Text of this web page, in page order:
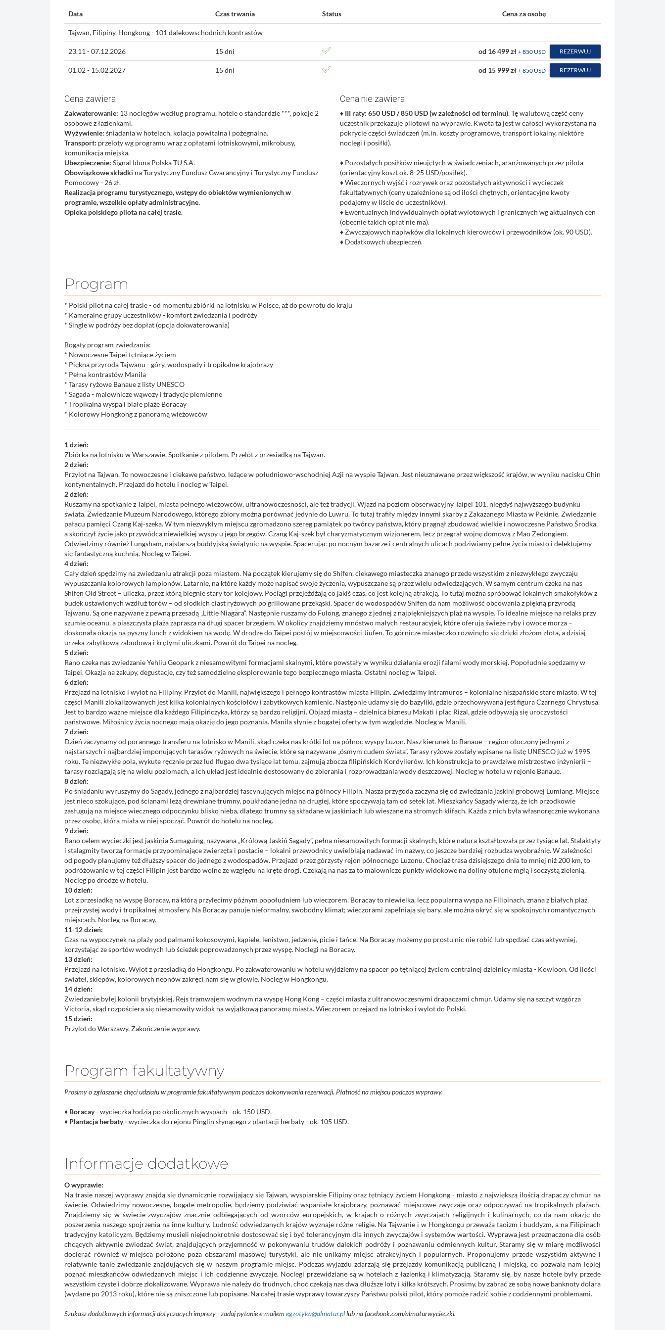
Data Czas trwania Status Cena za osobę
Tajwan, Filipiny, Hongkong - 101 dalekowschodnich kontrastów
23.11 - 07.12.2026 15 dni od 16 499 zł + 850 USD REZERWUJ
01.02 - 15.02.2027 15 dni od 15 999 zł + 850 USD REZERWUJ
Cena zawiera
Zakwaterowanie: 13 noclegów według programu, hotele o standardzie ***, pokoje 2
osobowe z łazienkami.
Wyżywienie: śniadania w hotelach, kolacja powitalna i pożegnalna.
Transport: przeloty wg programu wraz z opłatami lotniskowymi, mikrobusy,
komunikacja miejska.
Ubezpieczenie: Signal Iduna Polska TU S.A.
Obowiązkowe składki na Turystyczny Fundusz Gwarancyjny i Turystyczny Fundusz
Pomocowy - 26 zł.
Realizacja programu turystycznego, wstępy do obiektów wymienionych w
programie, wszelkie opłaty administracyjne.
Opieka polskiego pilota na całej trasie.
Cena nie zawiera
♦ III raty: 650 USD / 850 USD (w zależności od terminu). Tę walutową część ceny
uczestnik przekazuje pilotowi na wyprawie. Kwota ta jest w całości wykorzystana na
pokrycie części świadczeń (m.in. koszty programowe, transport lokalny, niektóre
noclegi i posiłki).
♦ Pozostałych posiłków nieujętych w świadczeniach, aranżowanych przez pilota
(orientacyjny koszt ok. 8-25 USD/posiłek).
♦ Wieczornych wyjść i rozrywek oraz pozostałych aktywności i wycieczek
fakultatywnych (ceny uzależnione są od ilości chętnych, orientacyjne kwoty
podajemy w liście do uczestników).
♦ Ewentualnych indywidualnych opłat wylotowych i granicznych wg aktualnych cen
(obecnie takich opłat nie ma).
♦ Zwyczajowych napiwków dla lokalnych kierowców i przewodników (ok. 90 USD).
♦ Dodatkowych ubezpieczeń.
Program
* Polski pilot na całej trasie - od momentu zbiórki na lotnisku w Polsce, aż do powrotu do kraju
* Kameralne grupy uczestników - komfort zwiedzania i podróży
* Single w podróży bez dopłat (opcja dokwaterowania)
Bogaty program zwiedzania:
* Nowoczesne Taipei tętniące życiem
* Piękna przyroda Tajwanu - góry, wodospady i tropikalne krajobrazy
* Pełna kontrastów Manila
* Tarasy ryżowe Banaue z listy UNESCO
* Sagada - malownicze wąwozy i tradycje plemienne
* Tropikalna wyspa i białe plaże Boracay
* Kolorowy Hongkong z panoramą wieżowców
1 dzień:
Zbiórka na lotnisku w Warszawie. Spotkanie z pilotem. Przelot z przesiadką na Tajwan.
2 dzień:
Przylot na Tajwan. To nowoczesne i ciekawe państwo, leżące w południowo-wschodniej Azji na wyspie Tajwan. Jest nieuznawane przez większość krajów, w wyniku nacisku Chin
kontynentalnych. Przejazd do hotelu i nocleg w Taipei.
2 dzień:
Ruszamy na spotkanie z Taipei, miasta pełnego wieżowców, ultranowoczesności, ale też tradycji. Wjazd na poziom obserwacyjny Taipei 101, niegdyś najwyższego budynku
świata. Zwiedzanie Muzeum Narodowego, którego zbiory można porównać jedynie do Luwru. To tutaj trafiły między innymi skarby z Zakazanego Miasta w Pekinie. Zwiedzanie
pałacu pamięci Czang Kaj-szeka. W tym niezwykłym miejscu zgromadzono szereg pamiątek po twórcy państwa, który pragnął zbudować wielkie i nowoczesne Państwo Środka,
a skończył życie jako przywódca niewielkiej wyspy u jego brzegów. Czang Kaj-szek był charyzmatycznym wizjonerem, lecz przegrał wojnę domową z Mao Zedongiem.
Odwiedzimy również Lungsham, najstarszą buddyjską świątynię na wyspie. Spacerując po nocnym bazarze i centralnych ulicach podziwiamy pełne życia miasto i delektujemy
się fantastyczną kuchnią. Nocleg w Taipei.
4 dzień:
Cały dzień spędzimy na zwiedzaniu atrakcji poza miastem. Na początek kierujemy się do Shifen, ciekawego miasteczka znanego przede wszystkim z niezwykłego zwyczaju
wypuszczania kolorowych lampionów. Latarnie, na które każdy może napisać swoje życzenia, wypuszczane są przez wielu odwiedzających. W samym centrum czeka na nas
Shifen Old Street – uliczka, przez którą biegnie stary tor kolejowy. Pociągi przejeżdżają co jakiś czas, co jest kolejną atrakcją. To tutaj można spróbować lokalnych smakołyków z
budek ustawionych wzdłuż torów – od słodkich ciast ryżowych po grillowane przekąski. Spacer do wodospadów Shifen da nam możliwość obcowania z piękną przyrodą
Tajwanu. Są one nazywane z pewną przesadą „Little Niagara”. Następnie ruszamy do Fulong, znanego z jednej z najpiękniejszych plaż na wyspie. To idealne miejsce na relaks przy
szumie oceanu, a piaszczysta plaża zaprasza na długi spacer brzegiem. W okolicy znajdziemy mnóstwo małych restauracyjek, które oferują świeże ryby i owoce morza –
doskonała okazja na pyszny lunch z widokiem na wodę. W drodze do Taipei postój w miejscowości Jiufen. To górnicze miasteczko rozwinęło się dzięki złożom złota, a dzisiaj
urzeka zabytkową zabudową i krętymi uliczkami. Powrót do Taipei na nocleg.
5 dzień:
Rano czeka nas zwiedzanie Yehliu Geopark z niesamowitymi formacjami skalnymi, które powstały w wyniku działania erozji falami wody morskiej. Popołudnie spędzamy w
Taipei. Okazja na zakupy, degustacje, czy też samodzielne eksplorowanie tego bezpiecznego miasta. Ostatni nocleg w Taipei.
6 dzień:
Przejazd na lotnisko i wylot na Filipiny. Przylot do Manili, największego i pełnego kontrastów miasta Filipin. Zwiedzimy Intramuros – kolonialne hiszpańskie stare miasto. W tej
części Manili zlokalizowanych jest kilka kolonialnych kościołów i zabytkowych kamienic. Następnie udamy się do bazyliki, gdzie przechowywana jest figura Czarnego Chrystusa.
Jest to bardzo ważne miejsce dla każdego Filipińczyka, którzy są bardzo religijni. Objazd miasta – dzielnica biznesu Makati i plac Rizal, gdzie odbywają się uroczystości
państwowe. Miłośnicy życia nocnego mają okazję do jego poznania. Manila słynie z bogatej oferty w tym względzie. Nocleg w Manili.
7 dzień:
Dzień zaczynamy od porannego transferu na lotnisko w Manili, skąd czeka nas krótki lot na północ wyspy Luzon. Nasz kierunek to Banaue – region otoczony jednymi z
najstarszych i najbardziej imponujących tarasów ryżowych na świecie, które są nazywane „ósmym cudem świata”. Tarasy ryżowe zostały wpisane na listę UNESCO już w 1995
roku. Te niezwykłe pola, wykute ręcznie przez lud Ifugao dwa tysiące lat temu, zajmują zbocza filipińskich Kordylierów. Ich konstrukcja to prawdziwe mistrzostwo inżynierii –
tarasy rozciągają się na wielu poziomach, a ich układ jest idealnie dostosowany do zbierania i rozprowadzania wody deszczowej. Nocleg w hotelu w rejonie Banaue.
8 dzień:
Po śniadaniu wyruszymy do Sagady, jednego z najbardziej fascynujących miejsc na północy Filipin. Nasza przygoda zaczyna się od zwiedzania jaskini grobowej Lumiang. Miejsce
jest nieco szokujące, pod ścianami leżą drewniane trumny, poukładane jedna na drugiej, które spoczywają tam od setek lat. Mieszkańcy Sagady wierzą, że ich przodkowie
zasługują na miejsce wiecznego odpoczynku blisko nieba, dlatego trumny są składane w jaskiniach lub wieszane na stromych klifach. Każda z nich była własnoręcznie wykonana
przez osobę, która miała w niej spocząć. Powrót do hotelu na nocleg.
9 dzień:
Rano celem wycieczki jest jaskinia Sumaguing, nazywana „Królową Jaskiń Sagady”, pełna niesamowitych formacji skalnych, które natura kształtowała przez tysiące lat. Stalaktyty
i stalagmity tworzą formacje przypominające zwierzęta i postacie – lokalni przewodnicy uwielbiają nadawać im nazwy, co jeszcze bardziej rozbudza wyobraźnię. W zależności
od pogody planujemy też dłuższy spacer do jednego z wodospadów. Przejazd przez górzysty rejon północnego Luzonu. Chociaż trasa dzisiejszego dnia to mniej niż 200 km, to
podróżowanie w tej części Filipin jest bardzo wolne ze względu na kręte drogi. Czekają na nas za to malownicze punkty widokowe na doliny otulone mgłą i soczystą zielenią.
Nocleg po drodze w hotelu.
10 dzień:
Lot z przesiadką na wyspę Boracay, na którą przylecimy późnym popołudniem lub wieczorem. Boracay to niewielka, lecz popularna wyspa na Filipinach, znana z białych plaż,
przejrzystej wody i tropikalnej atmosfery. Na Boracay panuje nieformalny, swobodny klimat; wieczorami zapełniają się bary, ale można okryć się w spokojnych romantycznych
miejscach. Nocleg na Boracay.
11-12 dzień:
Czas na wypoczynek na plaży pod palmami kokosowymi, kąpiele, lenistwo, jedzenie, picie i tańce. Na Boracay możemy po prostu nic nie robić lub spędzać czas aktywniej,
korzystając ze sportów wodnych lub ścieżek poprowadzonych przez wyspę. Noclegi na Boracay.
13 dzień:
Przejazd na lotnisko. Wylot z przesiadką do Hongkongu. Po zakwaterowaniu w hotelu wyjdziemy na spacer po tętniącej życiem centralnej dzielnicy miasta - Kowloon. Od ilości
świateł, sklepów, kolorowych neonów zakręci nam się w głowie. Nocleg w Hongkongu.
14 dzień:
Zwiedzanie byłej kolonii brytyjskiej. Rejs tramwajem wodnym na wyspę Hong Kong – części miasta z ultranowoczesnymi drapaczami chmur. Udamy się na szczyt wzgórza
Victoria, skąd rozpościera się niesamowity widok na wyjątkową panoramę miasta. Wieczorem przejazd na lotnisko i wylot do Polski.
15 dzień:
Przylot do Warszawy. Zakończenie wyprawy.
Program fakultatywny
Prosimy o zgłaszanie chęci udziału w programie fakultatywnym podczas dokonywania rezerwacji. Płatność na miejscu podczas wyprawy.
♦ Boracay- wycieczka łodzią po okolicznych wyspach - ok. 150 USD.
♦ Plantacja herbaty -wycieczka do rejonu Pinglin słynącego z plantacji herbaty - ok. 105 USD.
Informacje dodatkowe
O wyprawie:
Na trasie naszej wyprawy znajdą się dynamicznie rozwijający się Tajwan, wyspiarskie Filipiny oraz tętniący życiem Hongkong - miasto z największą ilością drapaczy chmur na
świecie. Odwiedzimy nowoczesne, bogate metropolie, będziemy podziwiać wspaniałe krajobrazy, poznawać miejscowe zwyczaje oraz odpoczywać na tropikalnych plażach.
Znajdziemy się w świecie zwyczajów znacznie odbiegających od wzorców europejskich, w krajach o różnych zwyczajach religijnych i kulinarnych, co da nam okazję do
poszerzenia naszego spojrzenia na inne kultury. Ludność odwiedzanych krajów wyznaje różne religie. Na Tajwanie i w Hongkongu przeważa taoizm i buddyzm, a na Filipinach
tradycyjny katolicyzm. Będziemy musieli niejednokrotnie dostosować się i być tolerancyjnym dla innych zwyczajów i systemów wartości. Wyprawa jest przeznaczona dla osób
chcących aktywnie zwiedzać świat, znajdujących przyjemność w pokonywaniu trudów dalekich podróży i poznawaniu odmiennych kultur. Staramy się w miarę możliwości
docierać również w miejsca położone poza obszarami masowej turystyki, ale nie unikamy miejsc atrakcyjnych i popularnych. Proponujemy przede wszystkim aktywne i
relatywnie tanie zwiedzanie znajdujących się w naszym programie miejsc. Podczas wyjazdu zdarzają się przejazdy komunikacją publiczną i miejską, co pozwala nam lepiej
poznać mieszkańców odwiedzanych miejsc i ich codzienne zwyczaje. Noclegi przewidziane są w hotelach z łazienką i klimatyzacją. Staramy się, by nasze hotele były przede
wszystkim czyste i dobrze zlokalizowane. Wyprawa nie należy do trudnych, choć czekają nas dwa dłuższe loty i kilka krótszych. Prosimy, by zabrać ze sobą nowe banknoty dolara
(wydane po 2013 roku), które nie są zniszczone lub popisane. Na całej trasie wyprawy towarzyszy Państwu polski pilot, który pomoże radzić sobie z codziennymi problemami.
Szukasz dodatkowych informacji dotyczących imprezy - zadaj pytanie e-mailemegzotyka@almatur.pllub na facebook.com/almaturwycieczki.